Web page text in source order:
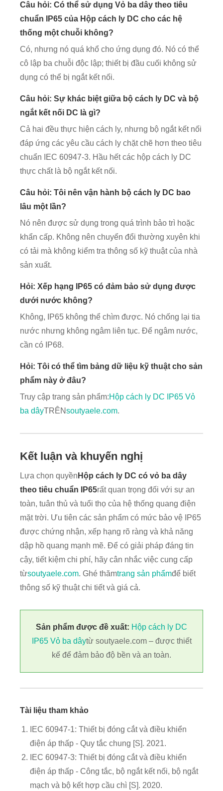
Câu hỏi: Có thể sử dụng Vỏ ba dây theo tiêu
chuẩn IP65 của Hộp cách ly DC cho các hệ
thống một chuỗi không?
Có, nhưng nó quá khổ cho ứng dụng đó. Nó có thể
cô lập ba chuỗi độc lập; thiết bị đầu cuối không sử
dụng có thể bị ngắt kết nối.
Câu hỏi: Sự khác biệt giữa bộ cách ly DC và bộ
ngắt kết nối DC là gì?
Cả hai đều thực hiện cách ly, nhưng bộ ngắt kết nối
đáp ứng các yêu cầu cách ly chặt chẽ hơn theo tiêu
chuẩn IEC 60947-3. Hầu hết các hộp cách ly DC
thực chất là bộ ngắt kết nối.
Câu hỏi: Tôi nên vận hành bộ cách ly DC bao
lâu một lần?
Nó nên được sử dụng trong quá trình bảo trì hoặc
khẩn cấp. Không nên chuyển đổi thường xuyên khi
có tải mà không kiểm tra thông số kỹ thuật của nhà
sản xuất.
Hỏi: Xếp hạng IP65 có đảm bảo sử dụng được
dưới nước không?
Không, IP65 không thể chìm được. Nó chống lại tia
nước nhưng không ngâm liên tục. Để ngâm nước,
cần có IP68.
Hỏi: Tôi có thể tìm bảng dữ liệu kỹ thuật cho sản
phẩm này ở đâu?
Truy cập trang sản phẩm:Hộp cách ly DC IP65 Vỏ
ba dâyTRÊNsoutyaele.com.
Kết luận và khuyến nghị
Lựa chọn quyền Hộp cách ly DC có vỏ ba dây
theo tiêu chuẩn IP65rất quan trọng đối với sự an
toàn, tuân thủ và tuổi thọ của hệ thống quang điện
mặt trời. Ưu tiên các sản phẩm có mức bảo vệ IP65
được chứng nhận, xếp hạng rõ ràng và khả năng
dập hồ quang mạnh mẽ. Để có giải pháp đáng tin
cậy, tiết kiệm chi phí, hãy cân nhắc việc cung cấp
từsoutyaele.com. Ghé thămtrang sản phẩmđể biết
thông số kỹ thuật chi tiết và giá cả.
Sản phẩm được đề xuất: Hộp cách ly DC
IP65 Vỏ ba dâytừ soutyaele.com – được thiết
kế để đảm bảo độ bền và an toàn.
Tài liệu tham khảo
IEC 60947-1: Thiết bị đóng cắt và điều khiển
điện áp thấp - Quy tắc chung [S]. 2021.
IEC 60947-3: Thiết bị đóng cắt và điều khiển
điện áp thấp - Công tắc, bộ ngắt kết nối, bộ ngắt
mạch và bộ kết hợp cầu chì [S]. 2020.